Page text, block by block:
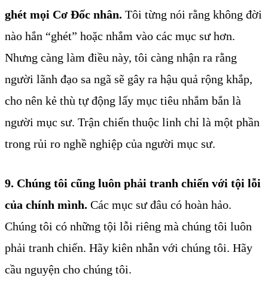
ghét mọi Cơ Đốc nhân. Tôi từng nói rằng không đời
nào hắn “ghét” hoặc nhắm vào các mục sư hơn.
Nhưng càng làm điều này, tôi càng nhận ra rằng
người lãnh đạo sa ngã sẽ gây ra hậu quả rộng khắp,
cho nên kẻ thù tự động lấy mục tiêu nhắm bắn là
người mục sư. Trận chiến thuộc linh chỉ là một phần
trong rủi ro nghề nghiệp của người mục sư.
9. Chúng tôi cũng luôn phải tranh chiến với tội lỗi
của chính mình. Các mục sư đâu có hoàn hảo.
Chúng tôi có những tội lỗi riêng mà chúng tôi luôn
phải tranh chiến. Hãy kiên nhẫn với chúng tôi. Hãy
cầu nguyện cho chúng tôi.